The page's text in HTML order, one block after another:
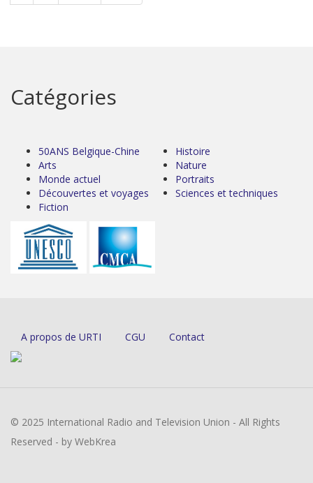
Catégories
50ANS Belgique-Chine
Arts
Monde actuel
Découvertes et voyages
Fiction
Histoire
Nature
Portraits
Sciences et techniques
A propos de URTI CGU Contact
© 2025 International Radio and Television Union - All Rights
Reserved - by WebKrea